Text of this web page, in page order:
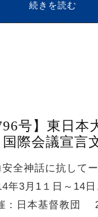
続きを読む
号】東日本
国際会議宣言
全神話に抗して
年3月1１日～14
：日本基督教団